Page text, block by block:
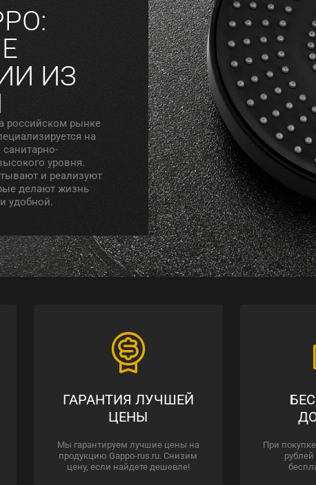
ИЗ
российском рынке
на
санитарно-
уровня.
и реализуют
делают жизнь
удобной.
ГАРАНТИЯ ЛУЧШЕЙ
ЦЕНЫ
Мы гарантируем лучшие цены на
продукцию Gappo-rus.ru. Снизим
цену, если найдете дешевле!
При